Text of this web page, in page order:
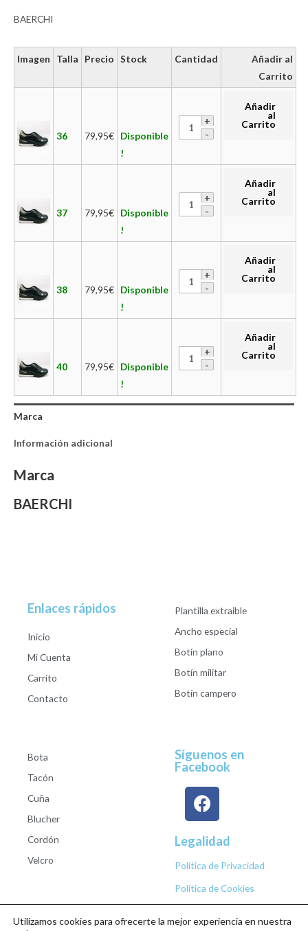
BAERCHI
Imagen Talla Precio Stock Cantidad
Añadir al
Carrito
36 79,95€ Disponible
!
Añadir
al
Carrito
37 79,95€ Disponible
!
Añadir
al
Carrito
38 79,95€ Disponible
!
Añadir
al
Carrito
40 79,95€ Disponible
!
Añadir
al
Carrito
Marca
Información adicional
Marca
BAERCHI
Enlaces rápidos
Inicio
Mi Cuenta
Carrito
Contacto
Plantilla extraible
Ancho especial
Botín plano
Botín militar
Botín campero
Bota
Tacón
Cuña
Blucher
Cordón
Velcro
Síguenos en
Facebook
Legalidad
Política de Privacidad
Política de Cookies
Utilizamos cookies para ofrecerte la mejor experiencia en nuestra